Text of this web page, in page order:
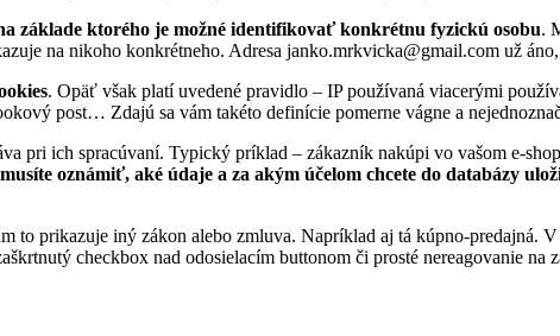
základe ktorého je možné identifikovať konkrétnu fyzickú osobu.
na nikoho konkrétneho. Adresa janko.mrkvicka@gmail.com už
. Opäť však platí uvedené pravidlo – IP používaná viacerými
post… Zdajú sa vám takéto definície pomerne vágne a
pri ich spracúvaní. Typický príklad – zákazník nakúpi vo vašom e-
oznámiť, aké údaje a za akým účelom chcete do databázy
to prikazuje iný zákon alebo zmluva. Napríklad aj tá kúpno-predajná.
checkbox nad odosielacím buttonom či prosté nereagovanie na